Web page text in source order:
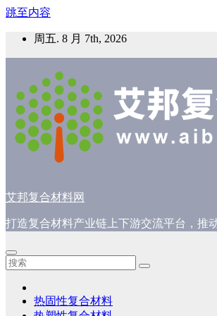
跳至内容
周五. 8 月 7th, 2026
艾邦复合材料网
打造复合材料产业链上下游交流平台，推
热固性复合材料